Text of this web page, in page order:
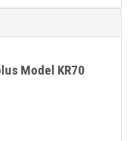
Model KR70